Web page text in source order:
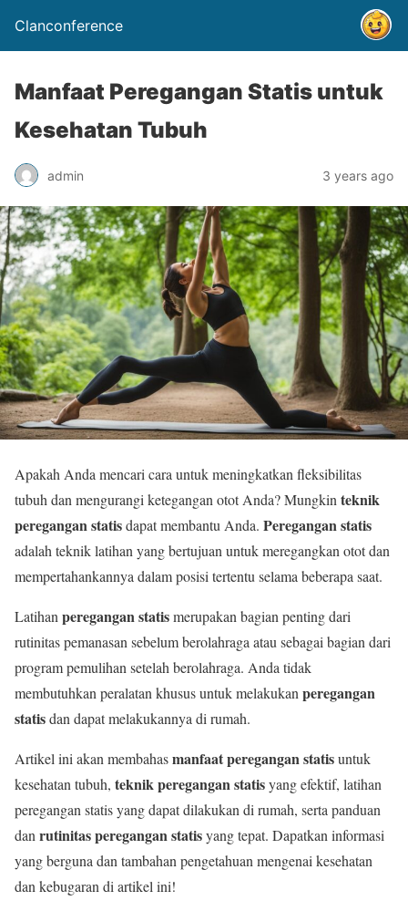
Clanconference
Manfaat Peregangan Statis untuk
Kesehatan Tubuh
admin 3 years ago
Apakah Anda mencari cara untuk meningkatkan fleksibilitas
tubuh dan mengurangi ketegangan otot Anda? Mungkin teknik
peregangan statisdapat membantu Anda. Peregangan statis
adalah teknik latihan yang bertujuan untuk meregangkan otot dan
mempertahankannya dalam posisi tertentu selama beberapa saat.
Latihan peregangan statismerupakan bagian penting dari
rutinitas pemanasan sebelum berolahraga atau sebagai bagian dari
program pemulihan setelah berolahraga. Anda tidak
membutuhkan peralatan khusus untuk melakukan peregangan
statisdan dapat melakukannya di rumah.
Artikel ini akan membahasmanfaat peregangan statisuntuk
kesehatan tubuh, teknik peregangan statisyang efektif, latihan
peregangan statis yang dapat dilakukan di rumah, serta panduan
dan rutinitas peregangan statisyang tepat. Dapatkan informasi
yang berguna dan tambahan pengetahuan mengenai kesehatan
dan kebugaran di artikel ini!